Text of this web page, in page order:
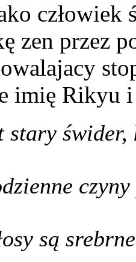
zen przez
imię Rikyu
stary świder,
są